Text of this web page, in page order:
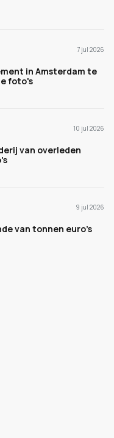
7 jul 2026
in Amsterdam te
foto's
10 jul 2026
van overleden
9 jul 2026
van tonnen euro's